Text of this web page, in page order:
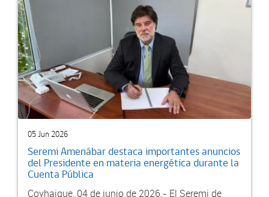
05 Jun 2026
Seremi Amenábar destaca importantes anuncios
del Presidente en materia energética durante la
Cuenta Pública
Coyhaique, 04 de junio de 2026.- El Seremi de